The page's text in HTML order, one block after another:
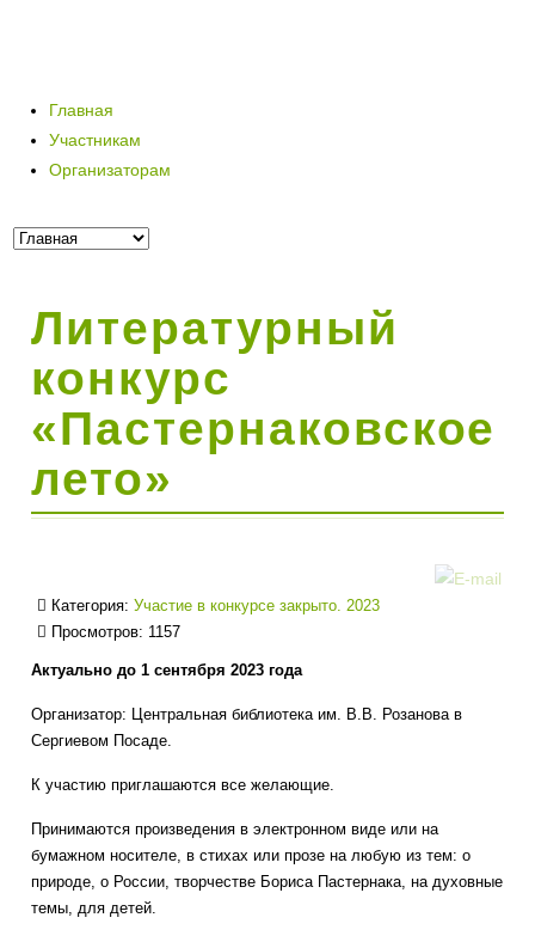
Главная
Участникам
Организаторам
Литературный
конкурс
«Пастернаковское
лето»
Категория:Участие в конкурсе закрыто. 2023
Просмотров: 1157
Актуально до 1 сентября 2023 года
Организатор: Центральная библиотека им. В.В. Розанова в
Сергиевом Посаде.
К участию приглашаются все желающие.
Принимаются произведения в электронном виде или на
бумажном носителе, в стихах или прозе на любую из тем: о
природе, о России, творчестве Бориса Пастернака, на духовные
темы, для детей.